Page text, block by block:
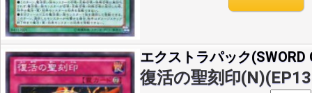
エクストラパック(SWORD
復活の聖刻印